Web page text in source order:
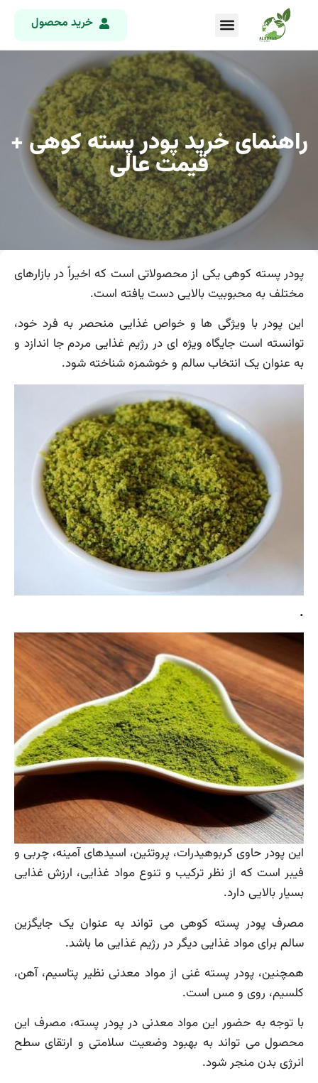
خرید محصول
راهنمای خرید پودر پسته کوهی +
قیمت عالی
پودر پسته کوهی یکی از محصولاتی است که اخیراً در بازارهای
مختلف به محبوبیت بالایی دست یافته است.
این پودر با ویژگی ها و خواص غذایی منحصر به فرد خود،
توانسته است جایگاه ویژه ای در رژیم غذایی مردم جا اندازد و
به عنوان یک انتخاب سالم و خوشمزه شناخته شود.
.
این پودر حاوی کربوهیدرات، پروتئین، اسیدهای آمینه، چربی و
فیبر است که از نظر ترکیب و تنوع مواد غذایی، ارزش غذایی
بسیار بالایی دارد.
مصرف پودر پسته کوهی می تواند به عنوان یک جایگزین
سالم برای مواد غذایی دیگر در رژیم غذایی ما باشد.
همچنین، پودر پسته غنی از مواد معدنی نظیر پتاسیم، آهن،
کلسیم، روی و مس است.
با توجه به حضور این مواد معدنی در پودر پسته، مصرف این
محصول می تواند به بهبود وضعیت سلامتی و ارتقای سطح
انرژی بدن منجر شود.